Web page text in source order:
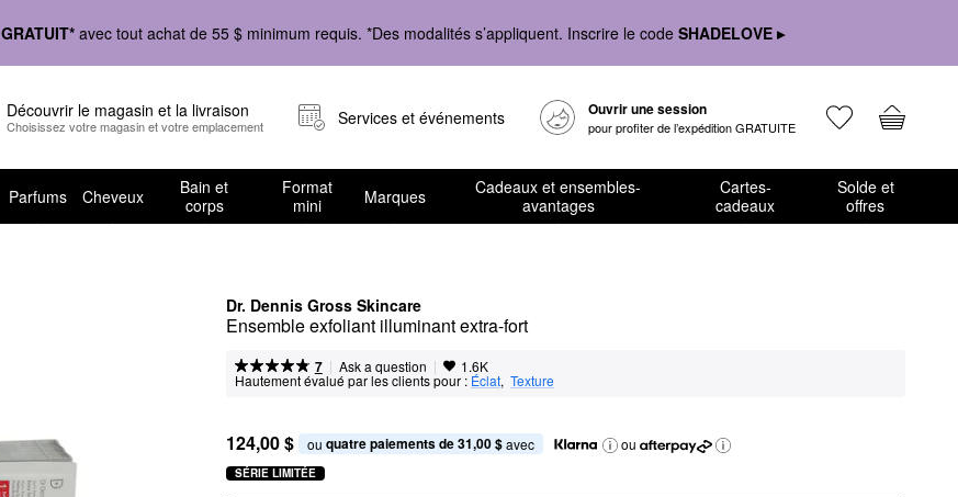
GRATUIT* avec tout achat de 55 $ minimum requis. *Des modalités s’appliquent. Inscrire le code SHADELOVE ▸
Découvrir le magasin et la livraison
Choisissez votre magasin et votre emplacement Services et événements Ouvrir une session
pour profiter de l’expédition GRATUITE
Parfums Cheveux
Bain et
corps
Format
mini
Marques
Cadeaux et ensembles-
avantages
Cartes-
cadeaux
Solde et
offres
Dr. Dennis Gross Skincare
Ensemble exfoliant illuminant extra-fort
7 | Ask a question | 1.6K
Hautement évalué par les clients pour : Éclat, Texture
124,00 $ ou quatre paiements de 31,00 $ avec ou
SÉRIE LIMITÉE